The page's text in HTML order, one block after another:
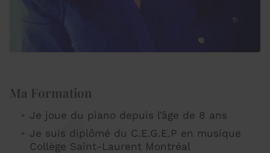
Ma Formation
Je joue du piano depuis l’âge de 8 ans
Je suis diplômé du C.E.G.E.P en musique
Collège Saint-Laurent Montréal